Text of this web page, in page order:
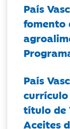
País
fomento
País
título de
Aceites